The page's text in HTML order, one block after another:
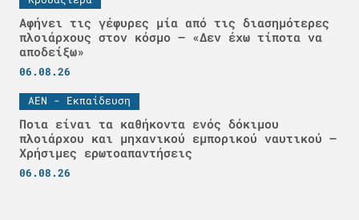
Αφήνει τις γέφυρες μία από τις διασημότερες
πλοιάρχους στον κόσμο – «Δεν έχω τίποτα να
αποδείξω»
06.08.26
ΑΕΝ - Εκπαίδευση
Ποια είναι τα καθήκοντα ενός δόκιμου
πλοιάρχου και μηχανικού εμπορικού ναυτικού –
Χρήσιμες ερωτοαπαντήσεις
06.08.26